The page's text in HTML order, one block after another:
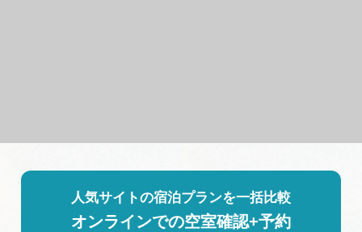
人気サイトの宿泊プランを一括比較
オンラインでの空室確認+予約